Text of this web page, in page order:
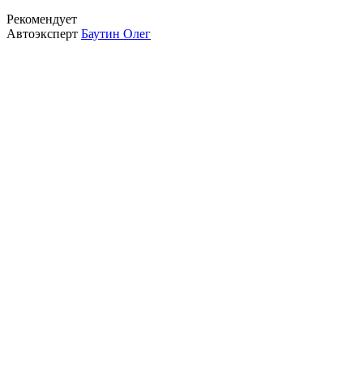
Рекомендует
Автоэксперт Баутин Олег